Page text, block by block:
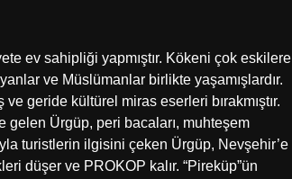
ev sahipliği yapmıştır. Kökeni çok eskilere
ve Müslümanlar birlikte yaşamışlardır.
geride kültürel miras eserleri bırakmıştır.
gelen Ürgüp, peri bacaları, muhteşem
turistlerin ilgisini çeken Ürgüp, Nevşehir’e
düşer ve PROKOP kalır. “Pireküp”ün